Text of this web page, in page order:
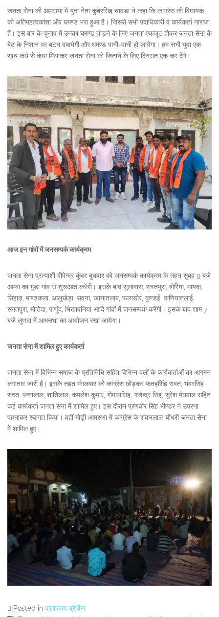
जनता सेना की आमसभा में युवा नेता कुबेरसिंह चावड़ा ने कहा कि कांग्रेस की विधायक
को अतिमहत्वकांशा और घमण्ड भरा हुआ है। जिससे सभी पदाधिकारी व कार्यकर्ता नाराज
है। इस बार के चुनाव में उनका घमण्ड तोड़ने के लिए जनता एकजुट होकर जनता सेना के
बेट के निशान पर बटन दबायेगी और घमण्ड पानी-पानी हो जायेगा। हम सभी युवा एक
साथ कंधे से कंधा मिलाकर जनता सेना को जिताने के लिए दिनरात एक कर देंगे।
आज इन गांवों में जनसम्पर्क कार्यक्रम
जनता सेना प्रत्याशी दीपेन्द्र कुंवर बुधवार को जनसम्पर्क कार्यक्रम के तहत सुबह 9 बजे
आम्बा का गुड़ा गांव से शुरूआत करेंगी। इसके बाद सुलावास, रावतपुरा, बोरिया, मायदा,
सिंहाड़, माण्डकला, आलुखेड़ा, सवना, खानातलाब, फलाडोर, कुण्डई, वाणियातलाई,
सगतपुरा, मोतिदा, पाणुंद, भिखावनिया आदि गांवों में जनसम्पर्क करेंगी। इसके बाद शाम 7
बजे लूणदा में आमसभा का आयोजन रखा जायेगा।
जनता सेना में शामिल हुए कार्यकर्ता
जनता सेना में विभिन्न समाज के प्रतिनिधि सहित विभिन्न दलों के कार्यकर्ताओं का आगमन
लगातार जारी है। इसके तहत मंगलवार को कांग्रेस छोड़कर फतहसिंह रावत, भंवरसिंह
रावत, पन्नालाल, शांतिलाल, कमलेश कुमार, गोपालसिंह, गजेन्द्र सिंह, सुरेश मेघवाल सहित
कई कार्यकर्ता जनता सेना में शामिल हुए। इस दौरान प्रणवीर सिंह भीण्डर ने उपरना
पहनाकर स्वागत किया। वहीं मोड़ी आमसभा में कांग्रेस के शंकरलाल चौधरी जनता सेना
में शामिल हुए।
Posted in वाताञ्जय ब्रेकिंग